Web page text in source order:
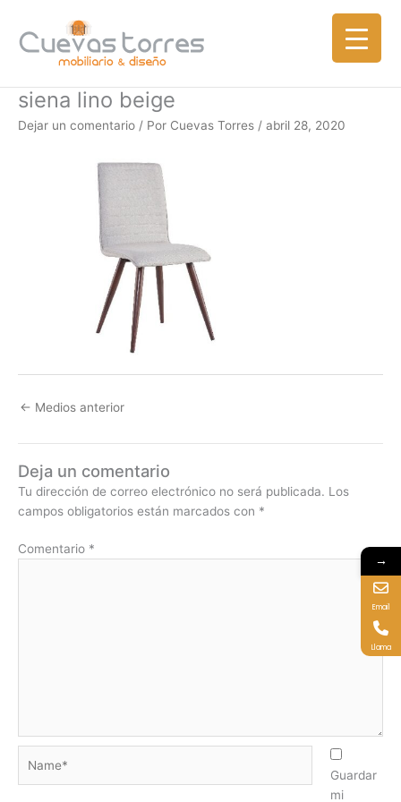
contenido
siena lino beige
Dejar un comentario / Por Cuevas Torres / abril 28, 2020
← Medios anterior
Deja un comentario
Tu dirección de correo electrónico no será publicada. Los
campos obligatorios están marcados con *
Comentario *
Guardar
mi
→
Email
Llama